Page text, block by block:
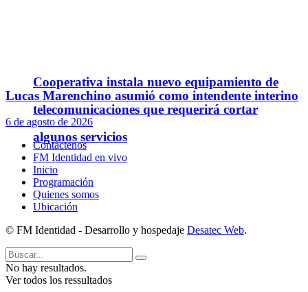
Cooperativa instala nuevo equipamiento de
telecomunicaciones que requerirá cortar
algunos servicios
Lucas Marenchino asumió como intendente interino
6 de agosto de 2026
Contáctenos
FM Identidad en vivo
Inicio
Programación
Quienes somos
Ubicación
© FM Identidad - Desarrollo y hospedaje Desatec Web.
No hay resultados.
Ver todos los ressultados